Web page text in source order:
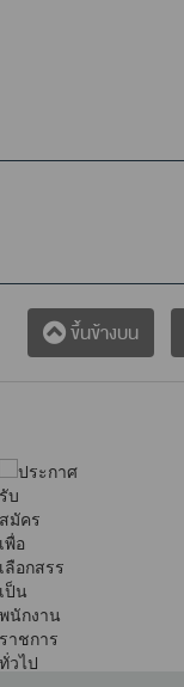
ขึ้นข้างบน